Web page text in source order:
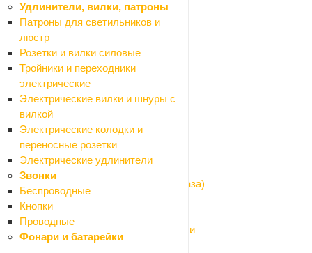
Удлинители, вилки, патроны
Патроны для светильников и
люстр
Розетки и вилки силовые
Тройники и переходники
электрические
Электрические вилки и шнуры с
вилкой
Электрические колодки и
переносные розетки
Электрические удлинители
Звонки
Беспроводные
Кнопки
Проводные
Фонари и батарейки
Крепления для унитазов
Прокладки
Лента бордюрная для ванн
Назад
Водоснабжение и отопление
Котлы газовые и электрические
Водоснабжение
Водомеры и газовые счетчики
Гибкая подводка (шланги для воды и газа)
Запорная арматура
Трубы и фитинги из нержавеющей стали
Трубы и фитинги металлопластик